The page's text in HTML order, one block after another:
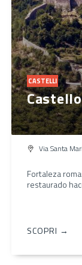
CASTELLI
Via Santa
Fortaleza
restaurado
SCOPRI →